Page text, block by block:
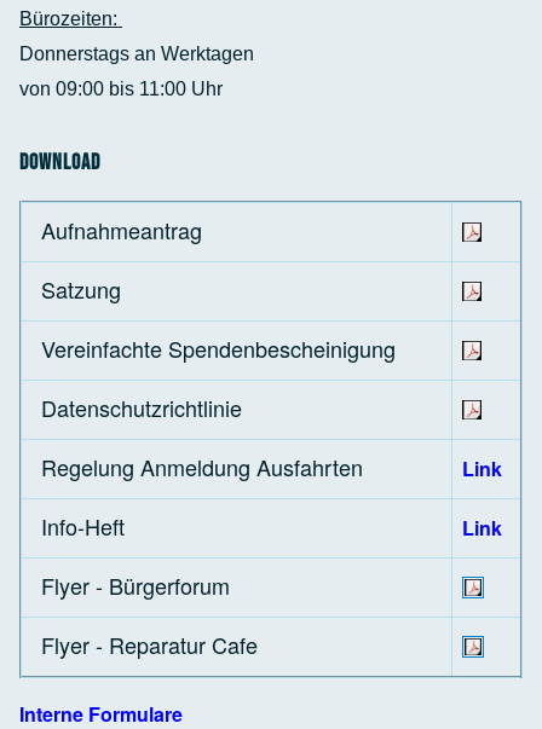
Bürozeiten:
Donnerstags an Werktagen
von 09:00 bis 11:00 Uhr
Download
Aufnahmeantrag
Satzung
Vereinfachte Spendenbescheinigung
Datenschutzrichtlinie
Regelung Anmeldung Ausfahrten
Link
Info-Heft Link
Flyer - Bürgerforum
Flyer - Reparatur Cafe
Interne Formulare